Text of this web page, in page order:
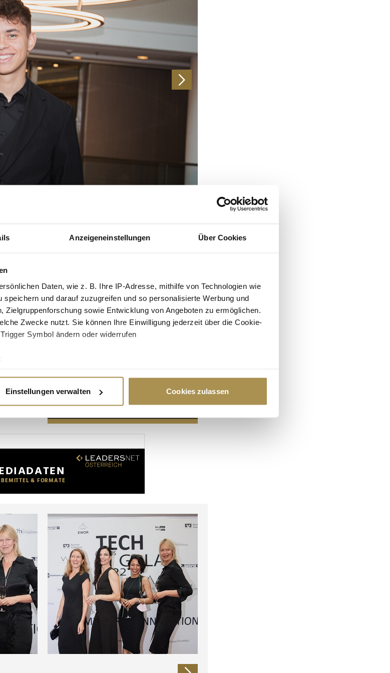
Anzeigeneinstellungen Über Cookies
Daten, wie z. B. Ihre IP-Adresse, mithilfe von Technologien wie
und darauf zuzugreifen und so personalisierte Werbung und
Zielgruppenforschung sowie Entwicklung von Angeboten zu ermöglichen.
Zwecke nutzt. Sie können Ihre Einwilligung jederzeit über die Cookie-
Symbol ändern oder widerrufen
Daten verarbeitet werden, und legen Sie Ihre Präferenzen im
zu personalisieren, Funktionen für soziale Medien anbieten zu können
und Analysen weiter. Unsere Partner führen diese Informationen
Sie ihnen bereitgestellt haben oder die sie im Rahmen Ihrer Nutzung
Einstellungen verwalten Cookies zulassen
Advertisement